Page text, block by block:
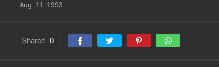
Aug. 11, 1993
Shared 0